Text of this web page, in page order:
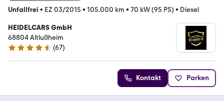
Unfallfrei • EZ 03/2015 • 105.000 km • 70 kW (95 PS) • Diesel
HEIDELCARS GmbH
68804 Altlußheim
4.7 Sterne
(67)
Kontakt Parken